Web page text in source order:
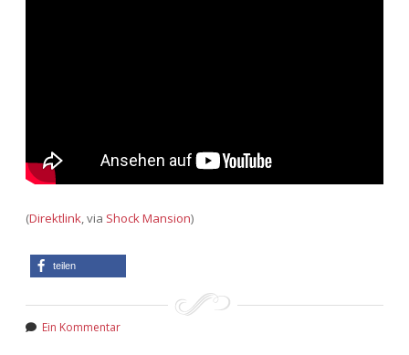
(Direktlink, via Shock Mansion)
teilen
Ein Kommentar